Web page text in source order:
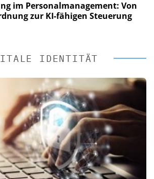
im Personalmanagement: Von
zur KI-fähigen Steuerung
IDENTITÄT